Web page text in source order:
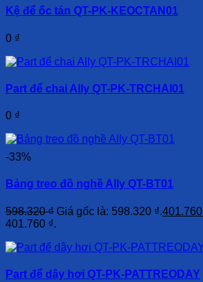
Kệ để ốc tán QT-PK-KEOCTAN01
0 ₫
Part để chai Ally QT-PK-TRCHAI01
0 ₫
-33%
Bảng treo đồ nghề Ally QT-BT01
598.320₫ Giá gốc là: 598.320 ₫.401.760
401.760 ₫.
Part để dây hơi QT-PK-PATTREODAY